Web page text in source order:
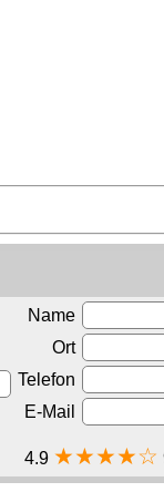
Name
Ort
Telefon
E-Mail
4.9 ★★★★☆